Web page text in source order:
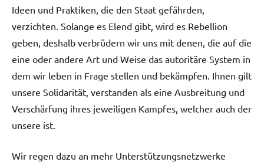
Ideen und Praktiken, die den Staat gefährden,
verzichten. Solange es Elend gibt, wird es Rebellion
geben, deshalb verbrüdern wir uns mit denen, die auf die
eine oder andere Art und Weise das autoritäre System in
dem wir leben in Frage stellen und bekämpfen. Ihnen gilt
unsere Solidarität, verstanden als eine Ausbreitung und
Verschärfung ihres jeweiligen Kampfes, welcher auch der
unsere ist.
Wir regen dazu an mehr Unterstützungsnetzwerke